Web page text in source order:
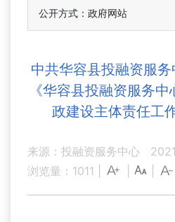
公开方式：政府网站
中共华容县投融资服
《华容县投融资服务
政建设主体责任工
来源：投融资服务中心
浏览量： 1011